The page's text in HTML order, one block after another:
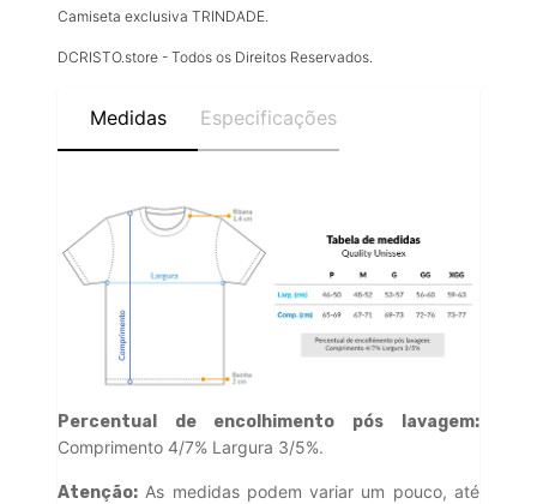
Camiseta exclusiva TRINDADE.
DCRISTO.store - Todos os Direitos Reservados.
Medidas Especificações
Percentual de encolhimento pós lavagem:
Comprimento 4/7% Largura 3/5%.
Atenção: As medidas podem variar um pouco, até